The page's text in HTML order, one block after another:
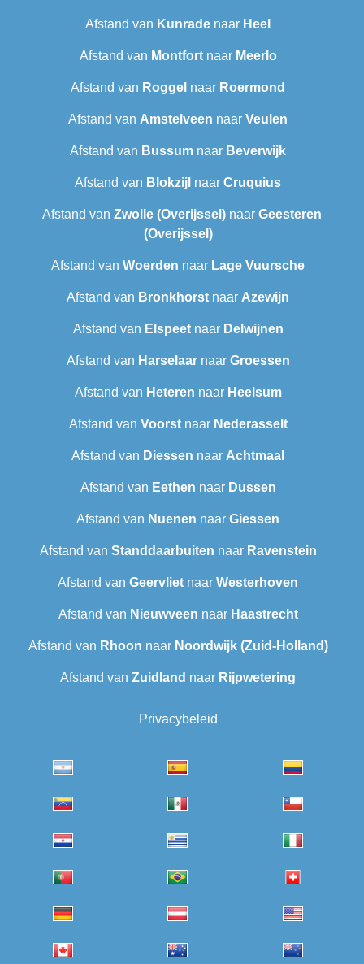
Afstand van Kunrade naar Heel
Afstand van Montfortnaar Meerlo
Afstand van Roggel naar Roermond
Afstand van Amstelveen naar Veulen
Afstand van Bussum naar Beverwijk
Afstand van Blokzijl naar Cruquius
Afstand van Zwolle (Overijssel) naar Geesteren
(Overijssel)
Afstand van Woerden naar Lage Vuursche
Afstand van Bronkhorst naar Azewijn
Afstand van Elspeetnaar Delwijnen
Afstand van Harselaarnaar Groessen
Afstand van Heteren naar Heelsum
Afstand van Voorstnaar Nederasselt
Afstand van Diessen naar Achtmaal
Afstand van Eethen naar Dussen
Afstand van Nuenen naar Giessen
Afstand van Standdaarbuiten naar Ravenstein
Afstand van Geervliet naar Westerhoven
Afstand van Nieuwveen naar Haastrecht
Afstand van Rhoon naar Noordwijk (Zuid-Holland)
Afstand van Zuidland naar Rijpwetering
Privacybeleid